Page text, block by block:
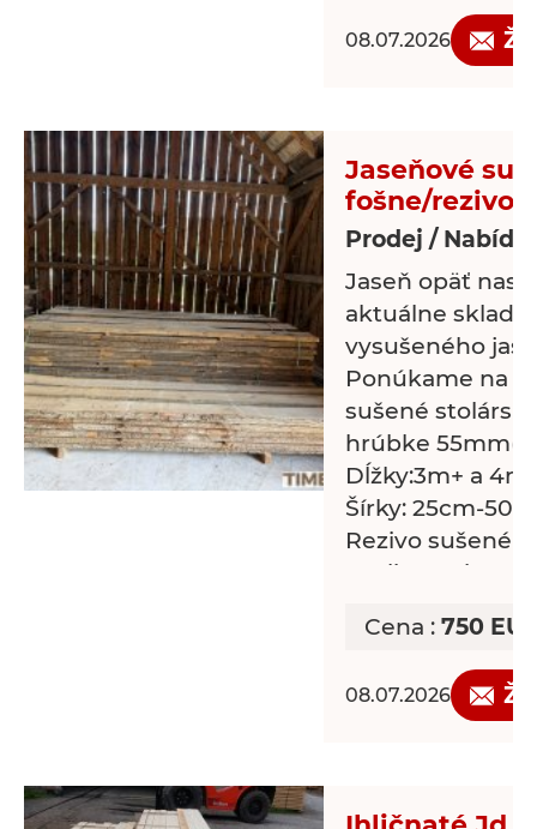
08.07.2026
Jaseňové
fošne/rezivo
Prodej /
Jaseň opäť
aktuálne
vysušeného
Ponúkame na
sušené
hrúbke
Dĺžky:3m+ a
Šírky: 25cm-
Rezivo sušené
Kvalita reziva A/
Susene
Cena 750€/
Pri väčšom
Cena : 750
08.07.2026